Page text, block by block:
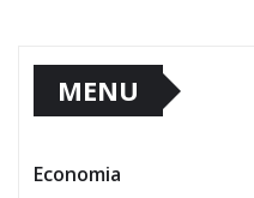
MENU
Economia